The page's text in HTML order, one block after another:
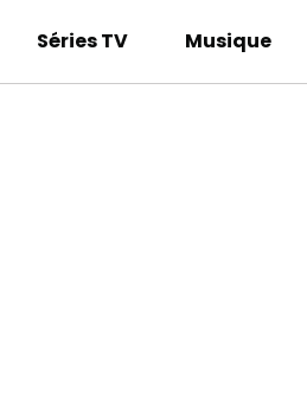
Séries TV Musique